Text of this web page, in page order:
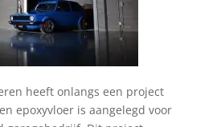
heeft onlangs een project
epoxyvloer is aangelegd voor